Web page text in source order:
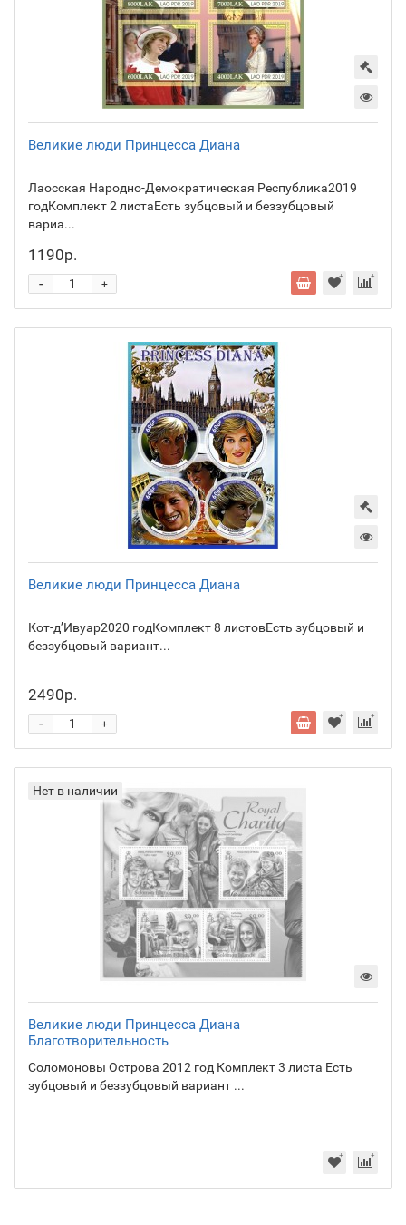
Великие люди Принцесса Диана
Лаосская Народно-Демократическая Республика2019
годКомплект 2 листаЕсть зубцовый и беззубцовый
вариа...
1190р.
+
-
Великие люди Принцесса Диана
Кот-д’Ивуар2020 годКомплект 8 листовЕсть зубцовый и
беззубцовый вариант...
2490р.
+
-
Нет в наличии
Великие люди Принцесса Диана
Благотворительность
Соломоновы Острова 2012 год Комплект 3 листа Есть
зубцовый и беззубцовый вариант ...